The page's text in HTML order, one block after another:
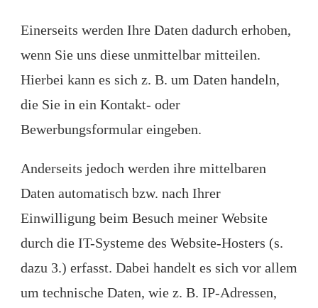
Einerseits werden Ihre Daten dadurch erhoben,
wenn Sie uns diese unmittelbar mitteilen.
Hierbei kann es sich z. B. um Daten handeln,
die Sie in ein Kontakt- oder
Bewerbungsformular eingeben.
Anderseits jedoch werden ihre mittelbaren
Daten automatisch bzw. nach Ihrer
Einwilligung beim Besuch meiner Website
durch die IT-Systeme des Website-Hosters (s.
dazu 3.) erfasst. Dabei handelt es sich vor allem
um technische Daten, wie z. B. IP-Adressen,